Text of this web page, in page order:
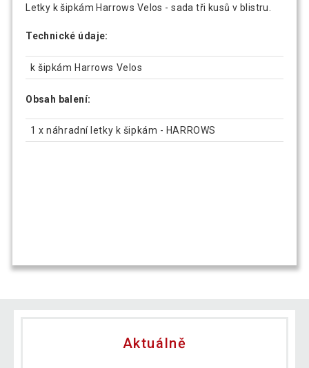
Letky k šipkám Harrows Velos - sada tři kusů v blistru.
Technické údaje:
k šipkám Harrows Velos
Obsah balení:
1 x náhradní letky k šipkám - HARROWS
Aktuálně